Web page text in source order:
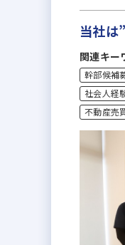
当社は
関連キー
幹部候補
社会人経
不動産売